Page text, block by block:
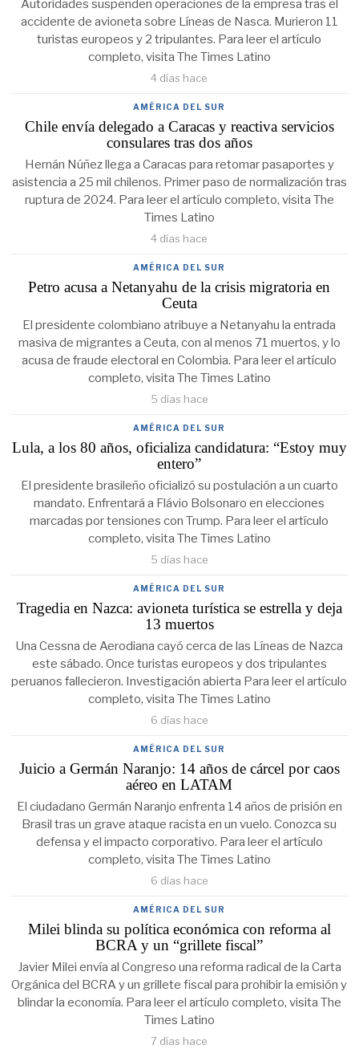
Autoridades suspenden operaciones de la empresa tras el
accidente de avioneta sobre Líneas de Nasca. Murieron 11
turistas europeos y 2 tripulantes. Para leer el artículo
completo, visita The Times Latino
4 días hace
AMÉRICA DEL SUR
Chile envía delegado a Caracas y reactiva servicios
consulares tras dos años
Hernán Núñez llega a Caracas para retomar pasaportes y
asistencia a 25 mil chilenos. Primer paso de normalización tras
ruptura de 2024. Para leer el artículo completo, visita The
Times Latino
4 días hace
AMÉRICA DEL SUR
Petro acusa a Netanyahu de la crisis migratoria en
Ceuta
El presidente colombiano atribuye a Netanyahu la entrada
masiva de migrantes a Ceuta, con al menos 71 muertos, y lo
acusa de fraude electoral en Colombia. Para leer el artículo
completo, visita The Times Latino
5 días hace
AMÉRICA DEL SUR
Lula, a los 80 años, oficializa candidatura: “Estoy muy
entero”
El presidente brasileño oficializó su postulación a un cuarto
mandato. Enfrentará a Flávio Bolsonaro en elecciones
marcadas por tensiones con Trump. Para leer el artículo
completo, visita The Times Latino
5 días hace
AMÉRICA DEL SUR
Tragedia en Nazca: avioneta turística se estrella y deja
13 muertos
Una Cessna de Aerodiana cayó cerca de las Líneas de Nazca
este sábado. Once turistas europeos y dos tripulantes
peruanos fallecieron. Investigación abierta Para leer el artículo
completo, visita The Times Latino
6 días hace
AMÉRICA DEL SUR
Juicio a Germán Naranjo: 14 años de cárcel por caos
aéreo en LATAM
El ciudadano Germán Naranjo enfrenta 14 años de prisión en
Brasil tras un grave ataque racista en un vuelo. Conozca su
defensa y el impacto corporativo. Para leer el artículo
completo, visita The Times Latino
6 días hace
AMÉRICA DEL SUR
Milei blinda su política económica con reforma al
BCRA y un “grillete fiscal”
Javier Milei envía al Congreso una reforma radical de la Carta
Orgánica del BCRA y un grillete fiscal para prohibir la emisión y
blindar la economía. Para leer el artículo completo, visita The
Times Latino
7 días hace